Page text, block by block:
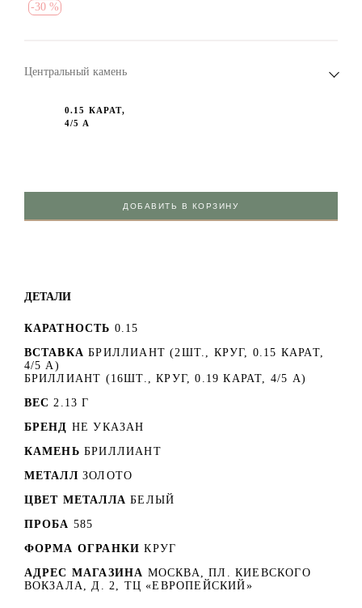
-30 %
Центральный камень
0.15 КАРАТ,
4/5 А
ДОБАВИТЬ В КОРЗИНУ
ДЕТАЛИ
КАРАТНОСТЬ 0.15
ВСТАВКА БРИЛЛИАНТ (2ШТ., КРУГ, 0.15 КАРАТ,
4/5 А)
БРИЛЛИАНТ (16ШТ., КРУГ, 0.19 КАРАТ, 4/5 А)
ВЕС 2.13 Г
БРЕНД НЕ УКАЗАН
КАМЕНЬ БРИЛЛИАНТ
МЕТАЛЛ ЗОЛОТО
ЦВЕТ МЕТАЛЛА БЕЛЫЙ
ПРОБА 585
ФОРМА ОГРАНКИ КРУГ
АДРЕС МАГАЗИНА МОСКВА, ПЛ. КИЕВСКОГО
ВОКЗАЛА, Д. 2, ТЦ «ЕВРОПЕЙСКИЙ»